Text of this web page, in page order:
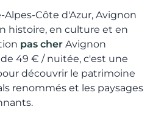
Côte d'Azur, Avignon
histoire, en culture et en
pas cher Avignon
49 € / nuitée, c'est une
découvrir le patrimoine
renommés et les paysages